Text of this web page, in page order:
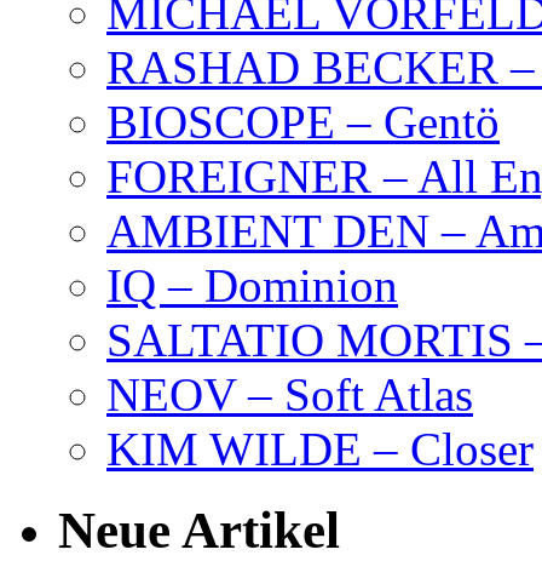
MICHAEL
RASHAD BECKER
BIOSCOPE – Gentö
FOREIGNER – All
AMBIENT DEN –
IQ – Dominion
SALTATIO MORTIS
NEOV – Soft Atlas
KIM WILDE – Closer
Neue Artikel